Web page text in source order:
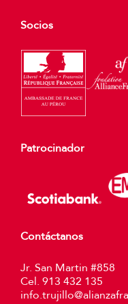
Socios
Patrocinador
Contáctanos
Jr. San Martin #858
Cel. 913 432 135